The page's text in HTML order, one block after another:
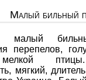
Малый бильный
малый
перепелов,
мягкий,